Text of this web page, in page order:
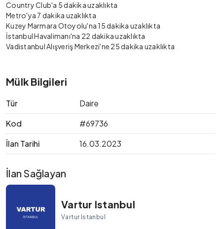
Country Club'a 5 dakika uzaklıkta
Metro'ya 7 dakika uzaklıkta
Kuzey Marmara Otoyolu'na 15 dakika uzaklıkta
İstanbul Havalimanı'na 22 dakika uzaklıkta
Vadistanbul Alışveriş Merkezi'ne 25 dakika uzaklıkta
Mülk Bilgileri
Tür
Daire
Kod
#69736
İlan Tarihi
16.03.2023
İlan Sağlayan
Vartur Istanbul
Vartur Istanbul